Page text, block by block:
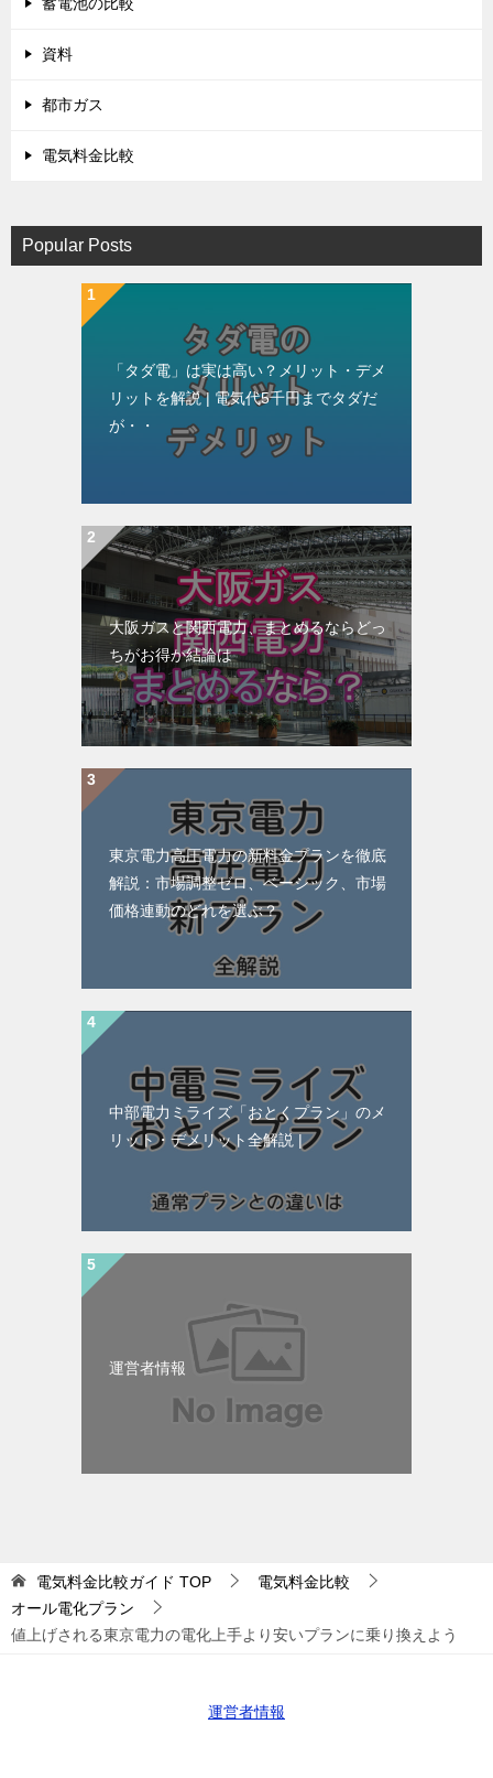
資料
都市ガス
電気料金比較
Popular Posts
「タダ電」は実は高い？メリット・デメ
リットを解説 | 電気代5千円までタダだ
が・・
大阪ガスと関西電力、まとめるならどっ
ちがお得か結論は
東京電力高圧電力の新料金プランを徹底
解説：市場調整ゼロ、ベーシック、市場
価格連動のどれを選ぶ？
中部電力ミライズ「おとくプラン」のメ
リット・デメリット全解説 |
運営者情報
電気料金比較ガイド TOP
電気料金比較
オール電化プラン
値上げされる東京電力の電化上手より安いプランに乗り換えよう
運営者情報